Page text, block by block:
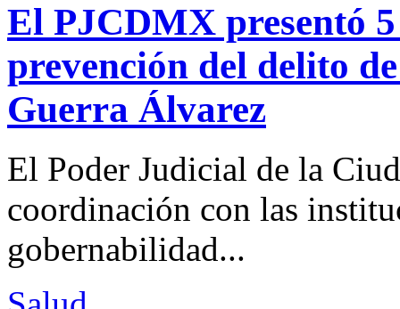
El PJCDMX presentó
prevención del delito
Guerra Álvarez
El Poder Judicial de la
coordinación con las
gobernabilidad...